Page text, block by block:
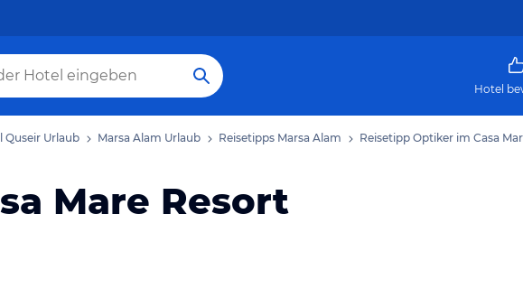
Hotel
Quseir Urlaub Marsa Alam Urlaub Reisetipps Marsa Alam Reisetipp Optiker im Casa
Mare Resort